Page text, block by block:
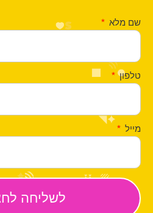
שם מלא
טלפון
מייל